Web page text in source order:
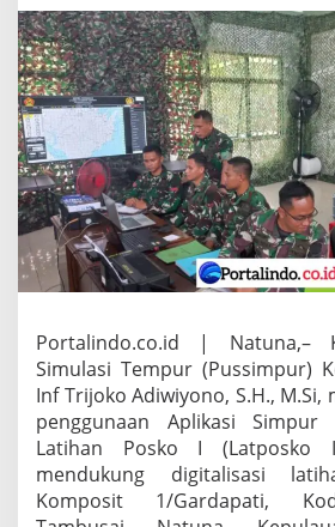
p
u
r
T
i
n
j
a
u
P
e
n
g
g
n
a
a
n
S
i
p
u
Portalindo.co.id | Natuna,–
Simulasi Tempur (Pussimpur)
Inf Trijoko Adiwiyono, S.H.,
penggunaan Aplikasi
Latihan Posko I (Latposko
mendukung digitalisasi
Komposit 1/Gardapati,